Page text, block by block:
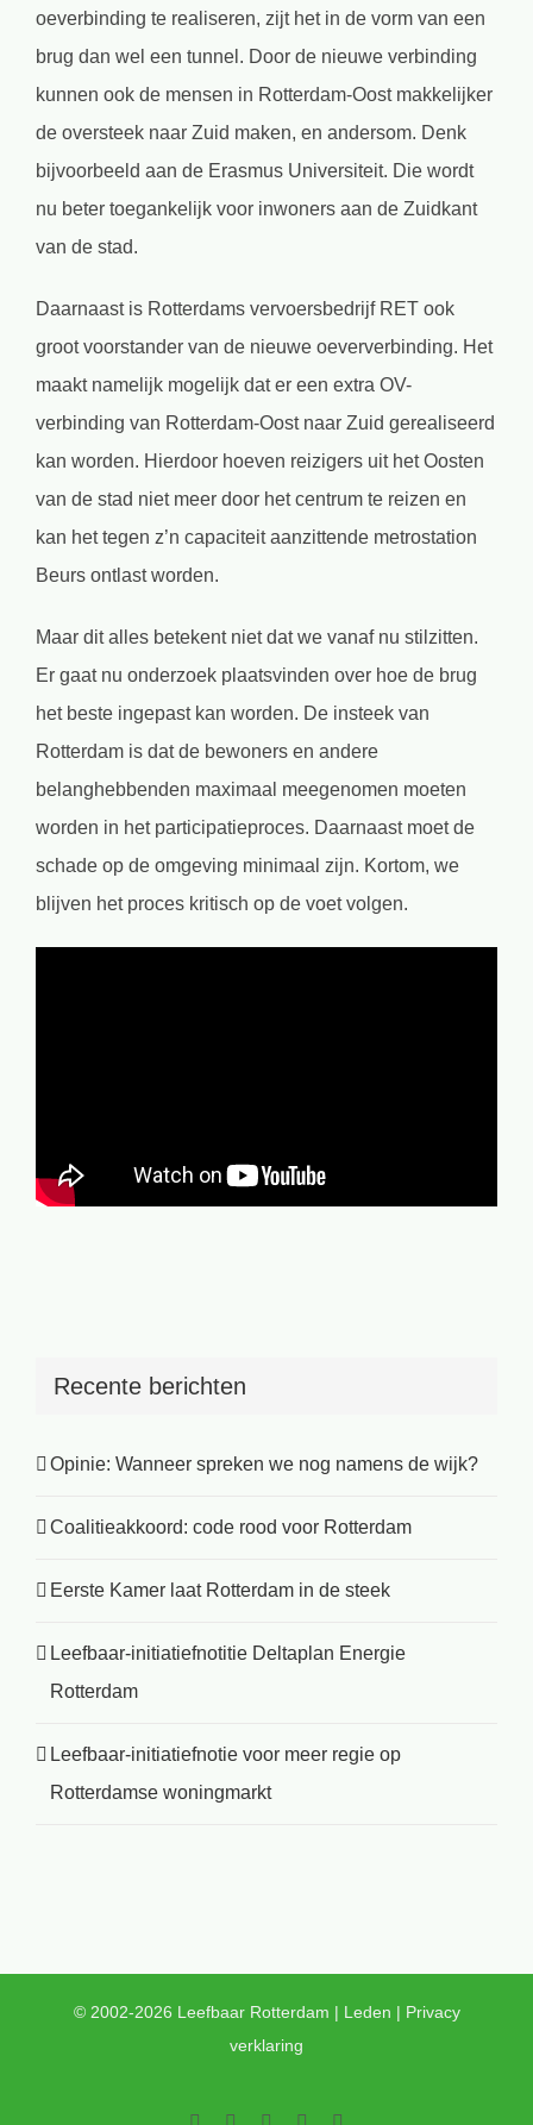
oeverbinding te realiseren, zijt het in de vorm van een
brug dan wel een tunnel. Door de nieuwe verbinding
kunnen ook de mensen in Rotterdam-Oost makkelijker
de oversteek naar Zuid maken, en andersom. Denk
bijvoorbeeld aan de Erasmus Universiteit. Die wordt
nu beter toegankelijk voor inwoners aan de Zuidkant
van de stad.
Daarnaast is Rotterdams vervoersbedrijf RET ook
groot voorstander van de nieuwe oeververbinding. Het
maakt namelijk mogelijk dat er een extra OV-
verbinding van Rotterdam-Oost naar Zuid gerealiseerd
kan worden. Hierdoor hoeven reizigers uit het Oosten
van de stad niet meer door het centrum te reizen en
kan het tegen z’n capaciteit aanzittende metrostation
Beurs ontlast worden.
Maar dit alles betekent niet dat we vanaf nu stilzitten.
Er gaat nu onderzoek plaatsvinden over hoe de brug
het beste ingepast kan worden. De insteek van
Rotterdam is dat de bewoners en andere
belanghebbenden maximaal meegenomen moeten
worden in het participatieproces. Daarnaast moet de
schade op de omgeving minimaal zijn. Kortom, we
blijven het proces kritisch op de voet volgen.
Recente berichten
Opinie: Wanneer spreken we nog namens de wijk?
Coalitieakkoord: code rood voor Rotterdam
Eerste Kamer laat Rotterdam in de steek
Leefbaar-initiatiefnotitie Deltaplan Energie
Rotterdam
Leefbaar-initiatiefnotie voor meer regie op
Rotterdamse woningmarkt
© 2002-2026 Leefbaar Rotterdam | Leden | Privacy
verklaring